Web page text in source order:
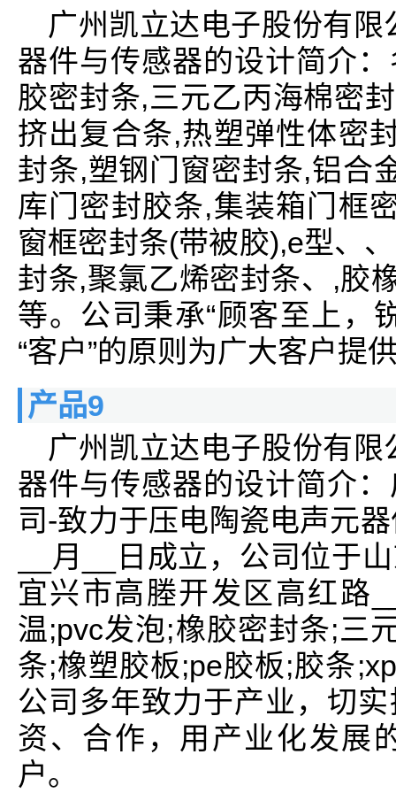
广州凯立达电子股份有
器件与传感器的设计简介
胶密封条,三元乙丙海棉密
挤出复合条,热塑弹性体密
封条,塑钢门窗密封条,铝合
库门密封胶条,集装箱门框
窗框密封条(带被胶),e型、
封条,聚氯乙烯密封条、,胶
等。公司秉承“顾客至上，
“客户”的原则为广大客户提
产品9
广州凯立达电子股份有
器件与传感器的设计简介
司-致力于压电陶瓷电声元
__月__日成立，公司位于
宜兴市高塍开发区高红路
温;pvc发泡;橡胶密封条;三
条;橡塑胶板;pe胶板;胶条
公司多年致力于产业，切
资、合作，用产业化发展
户。